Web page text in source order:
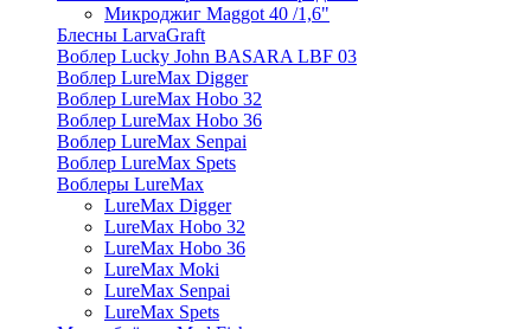
Микроджиг Maggot 40 /1,6"
Блесны LarvaGraft
Воблер Lucky John BASARA LBF 03
Воблер LureMax Digger
Воблер LureMax Hobo 32
Воблер LureMax Hobo 36
Воблер LureMax Senpai
Воблер LureMax Spets
Воблеры LureMax
LureMax Digger
LureMax Hobo 32
LureMax Hobo 36
LureMax Moki
LureMax Senpai
LureMax Spets